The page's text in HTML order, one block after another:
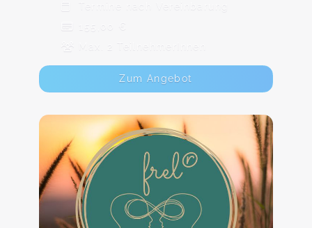
Termine nach Vereinbarung
155,00 €
Max. 2 TeilnehmerInnen
Zum Angebot